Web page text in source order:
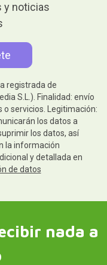
y noticias
registrada de
S.L.). Finalidad: envío
servicios. Legitimación:
los datos a
los datos, así
la información
y detallada en
de datos
nada a